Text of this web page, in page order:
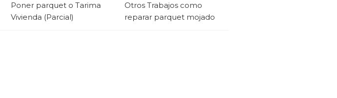
Poner parquet o Tarima
Vivienda (Parcial)
Otros Trabajos como
reparar parquet mojado